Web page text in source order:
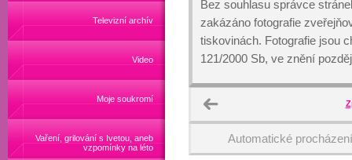
Televizní archív
Video
Moje soukromí
Vaření, grilování s Ivetou, aneb
vzpomínky na léto
Bez souhlasu správce
zakázáno fotografie
tiskovinách. Fotografie jsou
121/2000 Sb, ve znění
Automatické